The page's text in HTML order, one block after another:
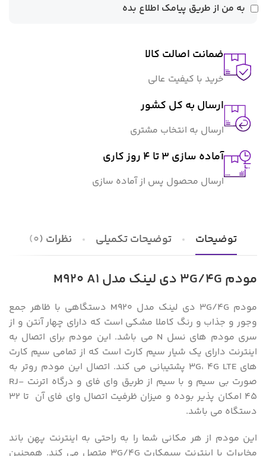
به من از طریق پیامک اطلاع بده
ضمانت اصالت کالا
خرید با کیفیت عالی
ارسال به کل کشور
ارسال به انتخاب مشتری
آماده سازی ۳ تا ۴ روز کاری
ارسال محصول پس از آماده سازی
توضیحات توضیحات تکمیلی نظرات (0)
مودم 3G/4G دی لینک مدل M920 A1
مودم 3G/4G دی لینک مدل M920 دستگاهی با ظاهر جمع
وجور و جذاب و رنگ کاملا مشکی است که دارای چهار آنتن و از
سری مودم های نسل N می باشد. این مودم برای اتصال به
اینترنت دارای یک شیار سیم کارت است که از تمامی سیم کارت
های 3G، 4G LTE پشتیبانی می کند. اتصال این مودم روتر به
صورت بی سیم و با سیم از طریق وای فای و درگاه اترنت RJ-
45 امکان پذیر بوده و میزان ظرفیت اتصال وای فای آن تا 32
دستگاه می باشد.
این مودم از هر مکانی شما را به راحتی به اینترنت پهن باند